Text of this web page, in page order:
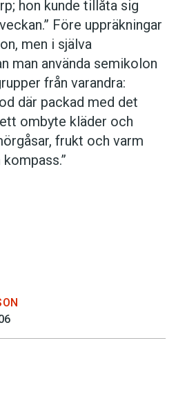
hon kunde tillåta sig
Före uppräkningar
men i själva
man använda­ semikolon
från varandra:
där packad med det
ombyte kläder och
frukt och varm